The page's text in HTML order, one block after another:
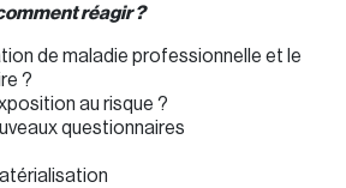
réagir ?
de maladie professionnelle et le
?
au risque ?
questionnaires